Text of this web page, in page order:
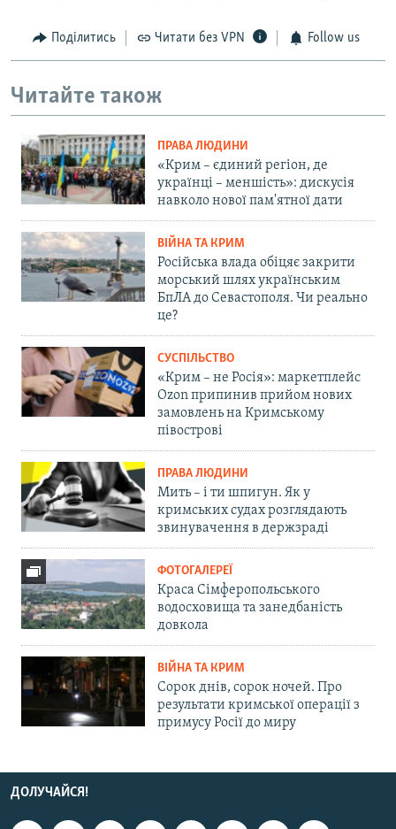
Поділитись Читати без VPN Follow us
Читайте також
ПРАВА ЛЮДИНИ
«Крим – єдиний регіон, де
українці – меншість»: дискусія
навколо нової пам'ятної дати
ВІЙНА ТА КРИМ
Російська влада обіцяє закрити
морський шлях українським
БпЛА до Севастополя. Чи реально
це?
СУСПІЛЬСТВО
«Крим – не Росія»: маркетплейс
Ozon припинив прийом нових
замовлень на Кримському
півострові
ПРАВА ЛЮДИНИ
Мить – і ти шпигун. Як у
кримських судах розглядають
звинувачення в держзраді
ФОТОГАЛЕРЕЇ
Краса Сімферопольського
водосховища та занедбаність
довкола
ВІЙНА ТА КРИМ
Сорок днів, сорок ночей. Про
результати кримської операції з
примусу Росії до миру
ДОЛУЧАЙСЯ!